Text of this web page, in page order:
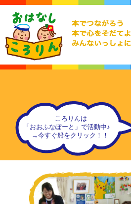
おはなしころりん
活動内容
チームの紹介
活動報告ブロ